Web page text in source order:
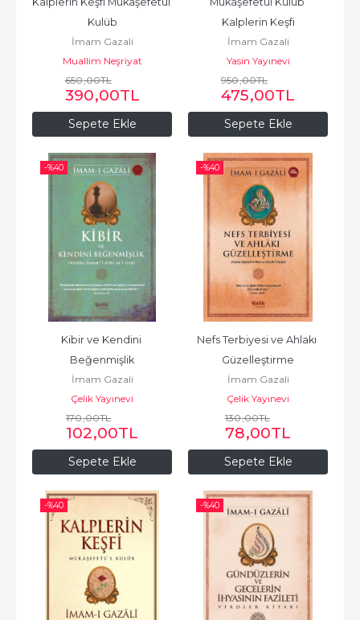
Sepete Ekle
Kulüb
İmam Gazali
Muallim Neşriyat
650,00TL
390,00TL
Sepete Ekle
Kalplerin Keşfi
İmam Gazali
Yasin Yayınevi
950,00TL
475,00TL
-%40
Sepete Ekle
Kibir ve Kendini
Beğenmişlik
İmam Gazali
Çelik Yayınevi
170,00TL
102,00TL
-%40
Sepete Ekle
Nefs Terbiyesi ve Ahlakı
Güzelleştirme
İmam Gazali
Çelik Yayınevi
130,00TL
78,00TL
-%40 -%40